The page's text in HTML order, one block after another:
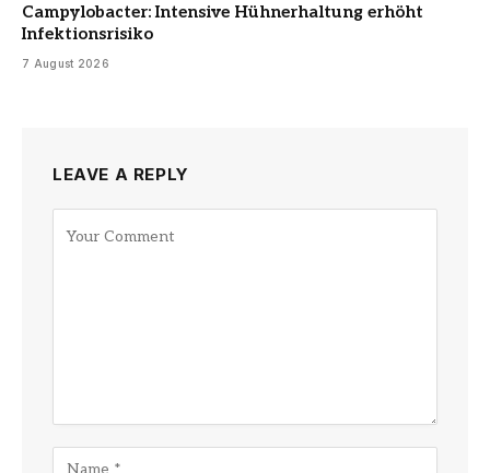
Campylobacter: Intensive Hühnerhaltung erhöht
Infektionsrisiko
7 August 2026
LEAVE A REPLY